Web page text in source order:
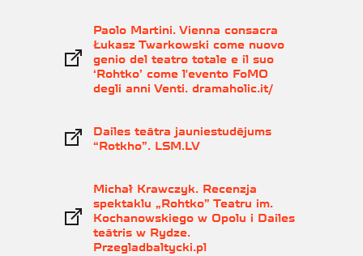
Paolo Martini. Vienna consacra
Łukasz Twarkowski come nuovo
genio del teatro totale e il suo
‘Rohtko’ come l'evento FoMO
degli anni Venti. dramaholic.it/
Dailes teātra jauniestudējums
“Rotkho”. LSM.LV
Michał Krawczyk. Recenzja
spektaklu „Rohtko” Teatru im.
Kochanowskiego w Opolu i Dailes
teātris w Rydze.
Przegladbaltycki.pl